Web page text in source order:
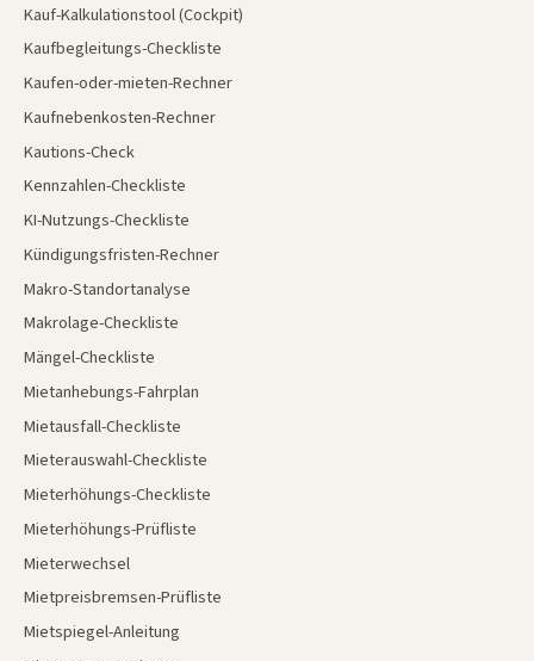
Kauf-Kalkulationstool (Cockpit)
Kaufbegleitungs-Checkliste
Kaufen-oder-mieten-Rechner
Kaufnebenkosten-Rechner
Kautions-Check
Kennzahlen-Checkliste
KI-Nutzungs-Checkliste
Kündigungsfristen-Rechner
Makro-Standortanalyse
Makrolage-Checkliste
Mängel-Checkliste
Mietanhebungs-Fahrplan
Mietausfall-Checkliste
Mieterauswahl-Checkliste
Mieterhöhungs-Checkliste
Mieterhöhungs-Prüfliste
Mieterwechsel
Mietpreisbremsen-Prüfliste
Mietspiegel-Anleitung